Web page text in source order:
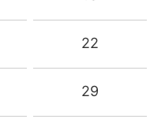
22
29